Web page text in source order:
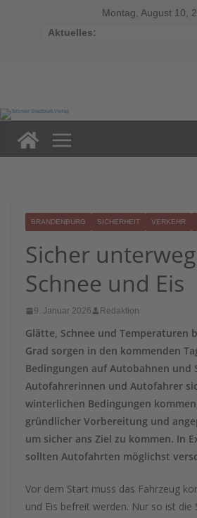
Montag, August 10,
Aktuelles:
BRANDENBURG SICHERHEIT VERKEHR
Sicher
Schnee und Eis
9. Januar 2026 Redaktion
Glätte, Schnee und Temperaturen
Grad sorgen in den kommenden
Bedingungen auf Autobahnen und
Autofahrerinnen und Autofahrer
winterlichen Bedingungen
gründlicher Vorbereitung und
um sicher ans Ziel zu kommen. In
sollten Autofahrten möglichst
Vor dem Start muss das Fahrzeug
und Eis befreit werden. Nur so ist die